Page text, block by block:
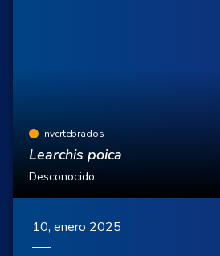
Invertebrados
Learchis poica
Desconocido
10, enero 2025